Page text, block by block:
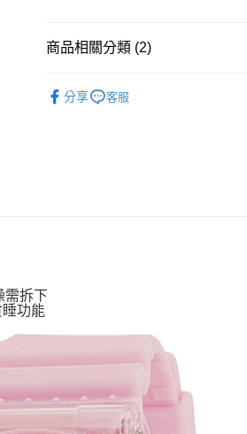
全家取貨付款
商品相關分類 (2)
分享 客服
需拆下
功能